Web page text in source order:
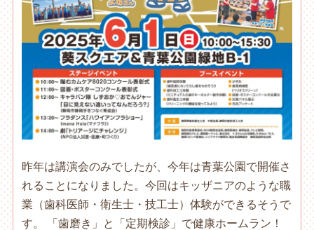
昨年は講演会のみでしたが、今年は青葉公園で開催さ
れることになりました。今回はキッザニアのような職
業（歯科医師・衛生士・技工士）体験ができるそうで
す。 「歯磨き」と「定期検診」で健康ホームラン！